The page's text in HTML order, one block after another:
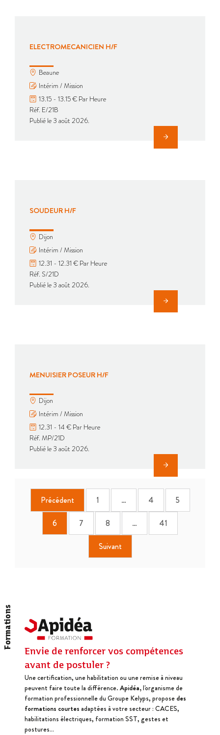
ELECTROMECANICIEN H/F
Beaune
Intérim / Mission
13.15 - 13.15 € Par Heure
Réf. E/21B
Publié le 3 août 2026.
SOUDEUR H/F
Dijon
Intérim / Mission
12.31 - 12.31 € Par Heure
Réf. S/21D
Publié le 3 août 2026.
MENUISIER POSEUR H/F
Dijon
Intérim / Mission
12.31 - 14 € Par Heure
Réf. MP/21D
Publié le 3 août 2026.
Précédent 1 … 4 5
6 7 8 … 41
Suivant
Envie de renforcer vos compétences
avant de postuler ?
Une certification, une habilitation ou une remise à niveau
peuvent faire toute la différence. Apidéa,l'organisme de
formation professionnelle du Groupe Kelyps, propose des
formations courtes adaptées à votre secteur : CACES,
habilitations électriques, formation SST, gestes et
postures…
Formations